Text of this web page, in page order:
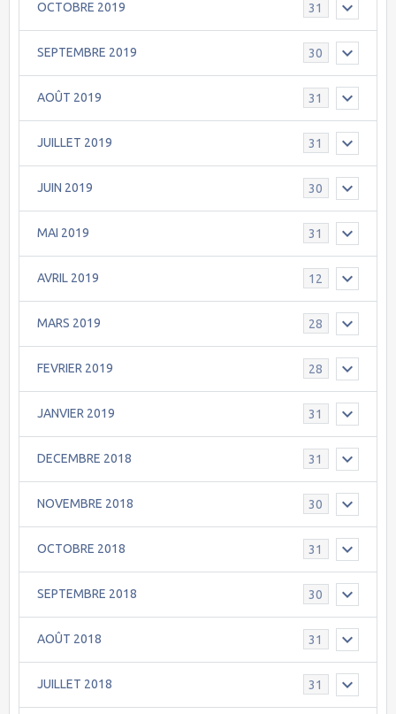
OCTOBRE 2019 31
SEPTEMBRE 2019 30
AOÛT 2019 31
JUILLET 2019 31
JUIN 2019 30
MAI 2019 31
AVRIL 2019 12
MARS 2019 28
FEVRIER 2019 28
JANVIER 2019 31
DECEMBRE 2018 31
NOVEMBRE 2018 30
OCTOBRE 2018 31
SEPTEMBRE 2018 30
AOÛT 2018 31
JUILLET 2018 31